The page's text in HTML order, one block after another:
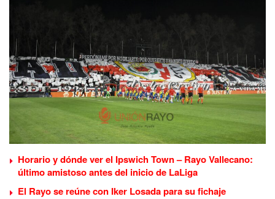
Horario y dónde ver el Ipswich Town – Rayo Vallecano:
último amistoso antes del inicio de LaLiga
El Rayo se reúne con Iker Losada para su fichaje